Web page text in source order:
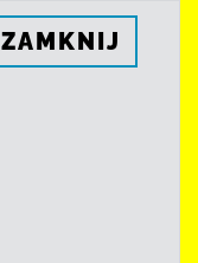
ZAMKNIJ